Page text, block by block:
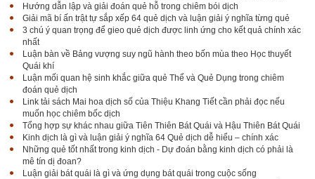
Hướng dẫn lập và giải đoán quẻ hỗ trong chiêm bói dịch
Giải mã bí ấn trật tự sắp xếp 64 quẻ dịch và luận giải ý nghĩa từng quẻ
3 chú ý quan trọng để gieo quẻ dịch được linh ứng cho kết quả chính xác
nhất
Luận bàn về Bảng vượng suy ngũ hành theo bốn mùa theo Học thuyết
Quái khí
Luận mối quan hệ sinh khắc giữa quẻ Thể và Quẻ Dụng trong chiêm
đoán quẻ dịch
Link tải sách Mai hoa dịch số của Thiệu Khang Tiết cần phải đọc nếu
muốn học chiêm bốc dịch
Tổng hợp sự khác nhau giữa Tiên Thiên Bát Quái và Hậu Thiên Bát Quái
Kinh dịch là gì và luận giải ý nghĩa 64 Quẻ dịch dễ hiểu – chính xác
Những quẻ tốt nhất trong kinh dịch - Dự đoán bằng kinh dịch có phải là
mê tín dị đoan?
Luận giải bát quái là gì và ứng dụng bát quái trong cuộc sống